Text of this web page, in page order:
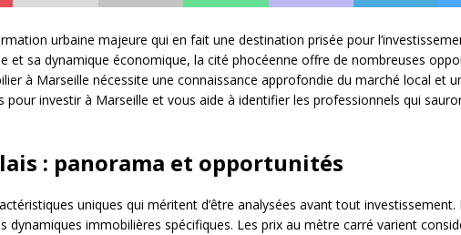
urbaine majeure qui en fait une destination prisée pour
sa dynamique économique, la cité phocéenne offre de nombreuses
à Marseille nécessite une connaissance approfondie du marché local et
investir à Marseille et vous aide à identifier les professionnels qui
: panorama et opportunités
uniques qui méritent d’être analysées avant tout investissement.
immobilières spécifiques. Les prix au mètre carré varient